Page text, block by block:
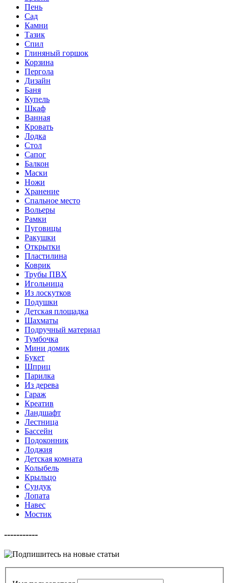
Пень
Сад
Камни
Тазик
Спил
Глиняный горшок
Корзина
Пергола
Дизайн
Баня
Купель
Шкаф
Ванная
Кровать
Лодка
Стол
Сапог
Балкон
Маски
Ножи
Хранение
Спальное место
Вольеры
Рамки
Пуговицы
Ракушки
Открытки
Пластилина
Коврик
Трубы ПВХ
Игольница
Из лоскутков
Подушки
Детская площадка
Шахматы
Подручный материал
Тумбочка
Мини домик
Букет
Шприц
Парилка
Из дерева
Гараж
Креатив
Ландшафт
Лестница
Бассейн
Подоконник
Лоджия
Детская комната
Колыбель
Крыльцо
Сундук
Лопата
Навес
Мостик
-----------